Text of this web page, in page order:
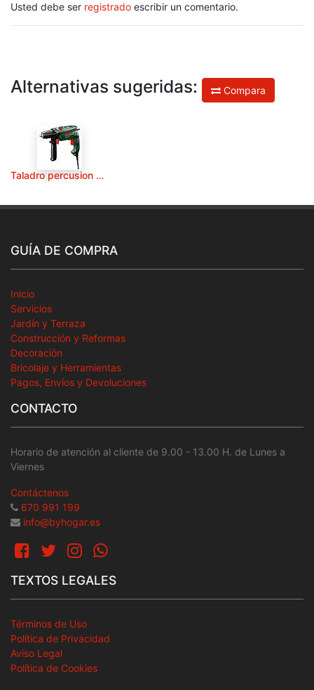
Usted debe ser registrado escribir un comentario.
Alternativas sugeridas: Compara
Taladro percusion 500 W bricolage PSB 500 easy re
GUÍA DE COMPRA
Inicio
Servicios
Jardín y Terraza
Construcción y Reformas
Decoración
Bricolaje y Herramientas
Pagos, Envíos y Devoluciones
CONTACTO
Horario de atención al cliente de 9.00 - 13.00 H. de Lunes a
Viernes
Contáctenos
670 991 199
info@byhogar.es
TEXTOS LEGALES
Términos de Uso
Política de Privacidad
Aviso Legal
Política de Cookies